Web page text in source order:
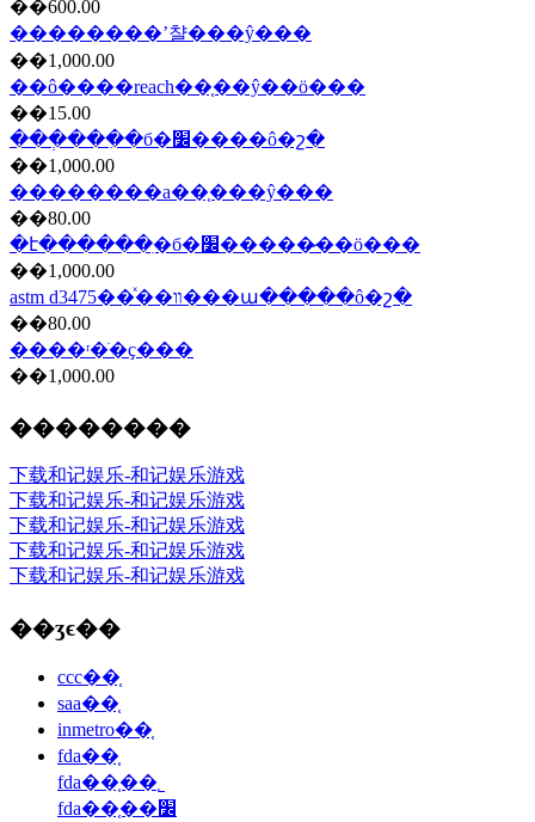
��600.00
��������ʼ챨���ŷ���
��1,000.00
��ô����reach��֤��ŷ��ö���
��15.00
���ְ���ִ�б�׼����ô�շ�
��1,000.00
��������a��֤���ŷ���
��80.00
�է������ִ�б�׼�����̷��ö���
��1,000.00
astm d3475��ͯ��װ���ա�����ô�շ�
��80.00
����ʳ�ֺ�ҫ���
��1,000.00
��������
下载和记娱乐-和记娱乐游戏
下载和记娱乐-和记娱乐游戏
下载和记娱乐-和记娱乐游戏
下载和记娱乐-和记娱乐游戏
下载和记娱乐-和记娱乐游戏
��ʒϵ��
ccc��֤
saa��֤
inmetro��֤
fda��֤
fda��֤��˾
fda��֤��׼